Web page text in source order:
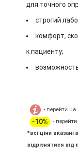
для точного
строгий
комфорт,
к пациенту;
- перейти на
-10%
- перейти
*всі ціни вказані
відрізнятися від